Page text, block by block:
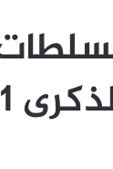
الوطني